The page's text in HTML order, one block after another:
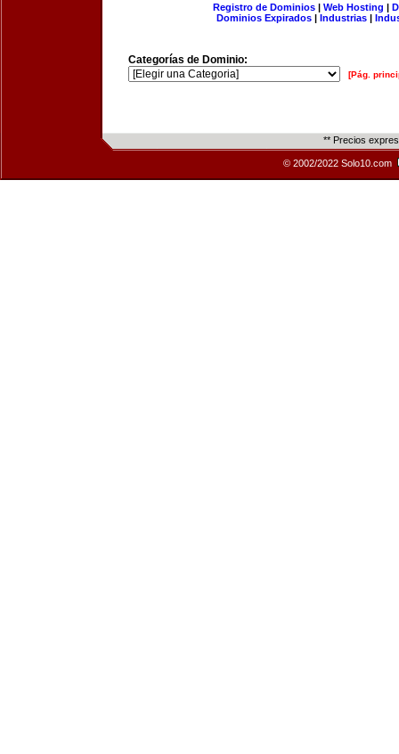
Registro de Dominios| Web Hosting |
Dominios Expirados | Industrias |
Categorías de Dominio:
[Pág.
** Precios
© 2002/2022 Solo10.com